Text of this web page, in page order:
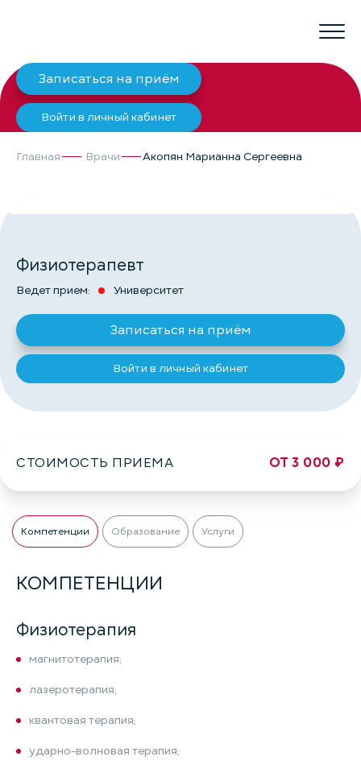
Записаться на приём
Войти в личный кабинет
Главная Врачи Акопян Марианна Сергеевна
Физиотерапевт
Ведет прием: Университет
Записаться на приём
Войти в личный кабинет
СТОИМОСТЬ ПРИЕМА ОТ 3 000 ₽
Компетенции Образование Услуги
КОМПЕТЕНЦИИ
Физиотерапия
магнитотерапия;
лазеротерапия;
квантовая терапия;
ударно-волновая терапия;